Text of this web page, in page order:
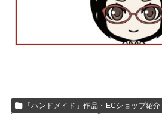
「ハンドメイド」作品・ECショップ紹介